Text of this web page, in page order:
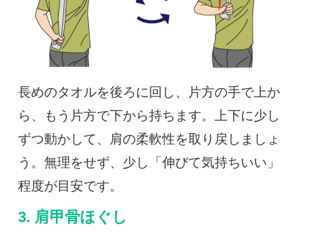
長めのタオルを後ろに回し、片方の手で上か
ら、もう片方で下から持ちます。上下に少し
ずつ動かして、肩の柔軟性を取り戻しましょ
う。無理をせず、少し「伸びて気持ちいい」
程度が目安です。
3. 肩甲骨ほぐし